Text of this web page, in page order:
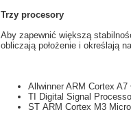
Trzy procesory
Aby zapewnić większą
obliczają położenie i określają
Allwinner ARM Cortex
TI Digital Signal
ST ARM Cortex M3